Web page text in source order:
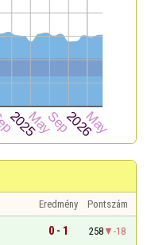
Eredmény
Pontszám
0 - 1 258
-18